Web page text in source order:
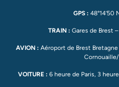
GPS : 48°14’50
TRAIN : Gares de Brest
AVION : Aéroport de Brest
VOITURE : 6 heure de Paris, 3